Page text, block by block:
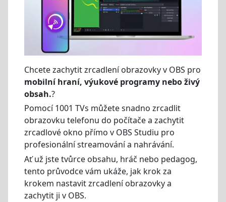
Chcete zachytit zrcadlení obrazovky v OBS pro
mobilní hraní, výukové programy nebo živý
obsah.?
Pomocí 1001 TVs můžete snadno zrcadlit
obrazovku telefonu do počítače a zachytit
zrcadlové okno přímo v OBS Studiu pro
profesionální streamování a nahrávání.
Ať už jste tvůrce obsahu, hráč nebo pedagog,
tento průvodce vám ukáže, jak krok za
krokem nastavit zrcadlení obrazovky a
zachytit ji v OBS.